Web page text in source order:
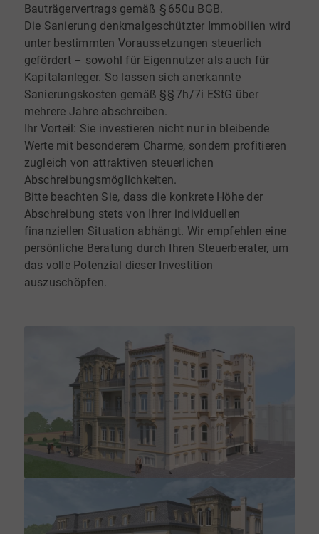
Bauträgervertrags gemäß § 650u BGB.
Die Sanierung denkmalgeschützter Immobilien wird
unter bestimmten Voraussetzungen steuerlich
gefördert – sowohl für Eigennutzer als auch für
Kapitalanleger. So lassen sich anerkannte
Sanierungskosten gemäß §§ 7h/7i EStG über
mehrere Jahre abschreiben.
Ihr Vorteil: Sie investieren nicht nur in bleibende
Werte mit besonderem Charme, sondern profitieren
zugleich von attraktiven steuerlichen
Abschreibungsmöglichkeiten.
Bitte beachten Sie, dass die konkrete Höhe der
Abschreibung stets von Ihrer individuellen
finanziellen Situation abhängt. Wir empfehlen eine
persönliche Beratung durch Ihren Steuerberater, um
das volle Potenzial dieser Investition
auszuschöpfen.